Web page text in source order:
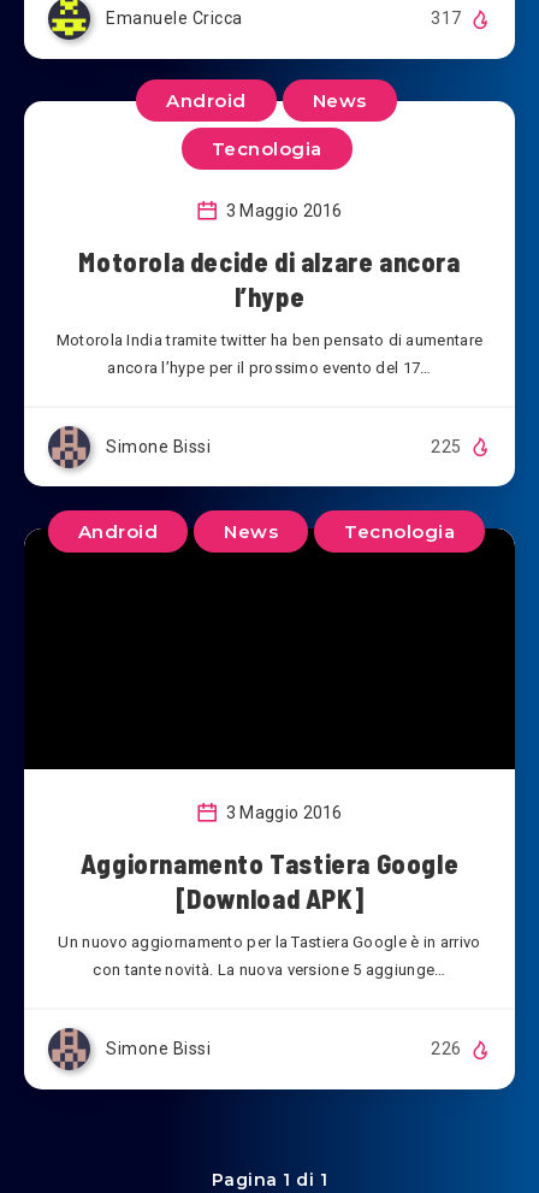
Emanuele Cricca 317
Android News
Tecnologia
3 Maggio 2016
Motorola decide di alzare ancora
l’hype
Motorola India tramite twitter ha ben pensato di aumentare
ancora l’hype per il prossimo evento del 17…
Simone Bissi 225
Android News Tecnologia
3 Maggio 2016
Aggiornamento Tastiera Google
[Download APK]
Un nuovo aggiornamento per la Tastiera Google è in arrivo
con tante novità. La nuova versione 5 aggiunge…
Simone Bissi 226
Pagina 1 di 1